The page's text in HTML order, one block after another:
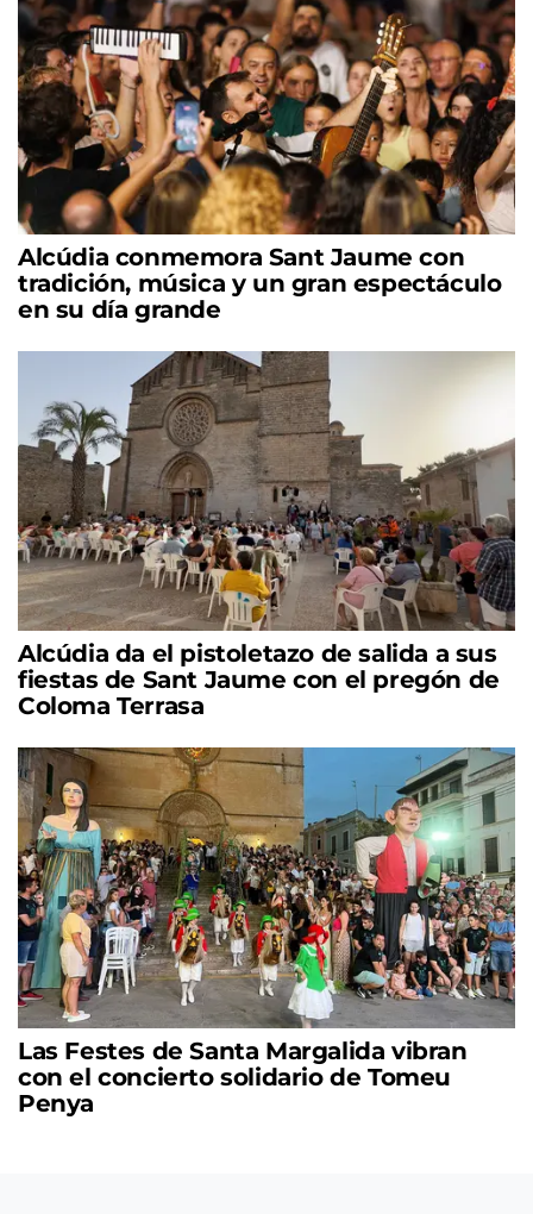
Alcúdia conmemora Sant Jaume con
tradición, música y un gran espectáculo
en su día grande
Alcúdia da el pistoletazo de salida a sus
fiestas de Sant Jaume con el pregón de
Coloma Terrasa
Las Festes de Santa Margalida vibran
con el concierto solidario de Tomeu
Penya